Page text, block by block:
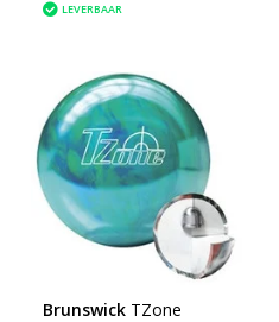
LEVERBAAR
Brunswick TZone